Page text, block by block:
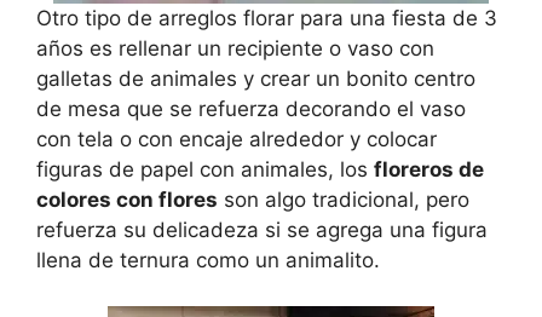
Otro tipo de arreglos florar para una fiesta de 3
años es rellenar un recipiente o vaso con
galletas de animales y crear un bonito centro
de mesa que se refuerza decorando el vaso
con tela o con encaje alrededor y colocar
figuras de papel con animales, los floreros de
colores con flores son algo tradicional, pero
refuerza su delicadeza si se agrega una figura
llena de ternura como un animalito.